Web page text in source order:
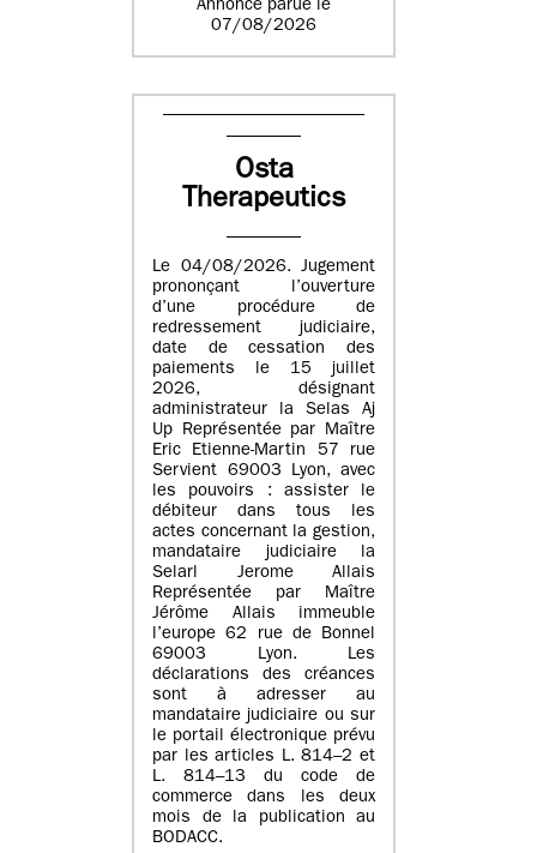
Annonce parue le
07/08/2026
Osta
Therapeutics
Le 04/08/2026. Jugement
prononçant l’ouverture
d’une procédure de
redressement judiciaire,
date de cessation des
paiements le 15 juillet
2026, désignant
administrateur la Selas Aj
Up Représentée par Maître
Eric Etienne-Martin 57 rue
Servient 69003 Lyon, avec
les pouvoirs : assister le
débiteur dans tous les
actes concernant la gestion,
mandataire judiciaire la
Selarl Jerome Allais
Représentée par Maître
Jérôme Allais immeuble
l’europe 62 rue de Bonnel
69003 Lyon. Les
déclarations des créances
sont à adresser au
mandataire judiciaire ou sur
le portail électronique prévu
par les articles L. 814–2 et
L. 814–13 du code de
commerce dans les deux
mois de la publication au
BODACC.